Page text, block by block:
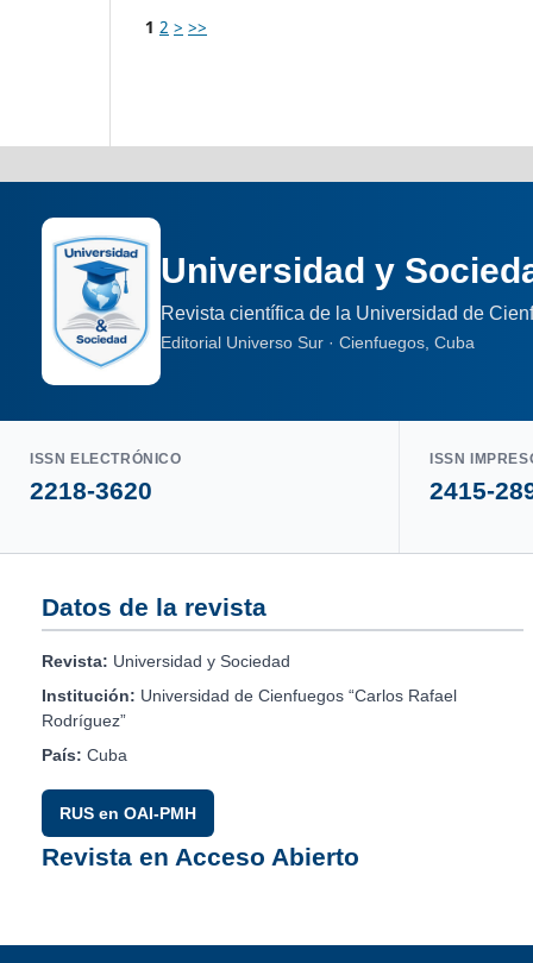
1 2 > >>
Universidad y
Revista científica de la Universidad de
Editorial Universo Sur · Cienfuegos, Cuba
ISSN ELECTRÓNICO
2218-3620
ISSN
2415-
Datos de la revista
Revista: Universidad y Sociedad
Institución: Universidad de Cienfuegos “Carlos Rafael
Rodríguez”
País: Cuba
RUS en OAI-PMH
Revista en Acceso Abierto